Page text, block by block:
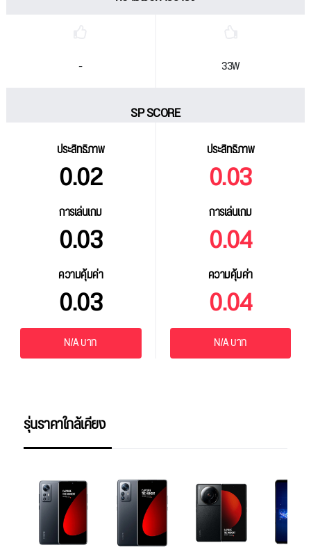
- 33W
SP SCORE
ประสิทธิภาพ
0.02
การเล่นเกม
0.03
ความคุ้มค่า
0.03
ประสิทธิภาพ
0.03
การเล่นเกม
0.04
ความคุ้มค่า
0.04
N/A บาท N/A บาท
รุ่นราคาใกล้เคียง